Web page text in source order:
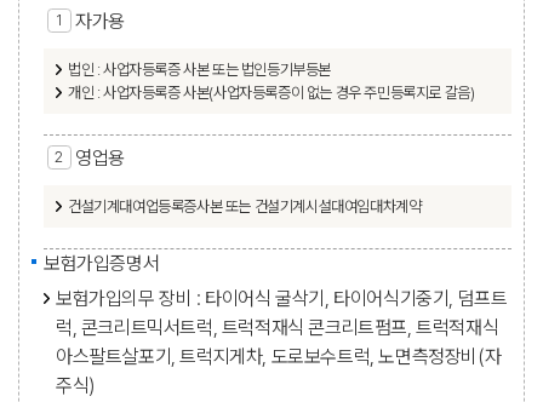
자가용
법인 : 사업자등록증 사본 또는 법인등기부등본
개인 : 사업자등록증 사본(사업자등록증이 없는 경우 주민등록지로 갈음)
영업용
건설기계대여업등록증사본 또는 건설기계시설대여임대차계약
보험가입증명서
보험가입의무 장비 : 타이어식 굴삭기, 타이어식기중기, 덤프트
럭, 콘크리트믹서트럭, 트럭적재식 콘크리트펌프, 트럭적재식
아스팔트살포기, 트럭지게차, 도로보수트럭, 노면측정장비(자
주식)